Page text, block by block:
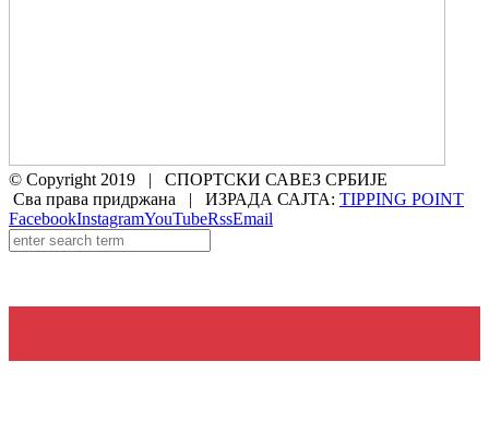
© Copyright 2019 | СПОРТСКИ САВЕЗ СРБИЈЕ
Сва права придржана | ИЗРАДА САЈТА: TIPPING POINT
FacebookInstagramYouTubeRssEmail